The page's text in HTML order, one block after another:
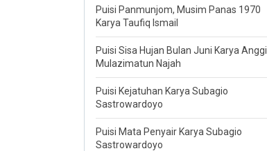
Puisi Panmunjom, Musim Panas 1970
Karya Taufiq Ismail
Puisi Sisa Hujan Bulan Juni Karya Anggi
Mulazimatun Najah
Puisi Kejatuhan Karya Subagio
Sastrowardoyo
Puisi Mata Penyair Karya Subagio
Sastrowardoyo